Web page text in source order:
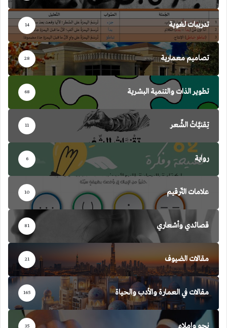
تدريبات لغوية 14
تصاميم معمارية 28
تطوير الذات والتنمية البشرية 68
تِقنيَّاتُ الشِّعر 11
رواية 6
علامات التّرقيم 10
قصائدي وأشعاري 81
مقالات الضيوف 21
مقالات في العمارة والأدب والحياة 165
35